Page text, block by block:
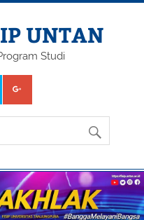
UNTAN
Studi